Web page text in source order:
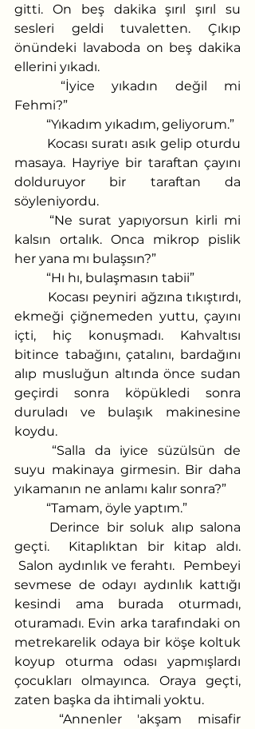
gitti. On beş dakika şırıl şırıl su
sesleri geldi tuvaletten. Çıkıp
önündeki lavaboda on beş dakika
ellerini yıkadı.
Fehmi?”
	“Yıkadım yıkadım, geliyorum.”
masaya. Hayriye bir taraftan çayını
dolduruyor bir taraftan da
söyleniyordu.
kalsın ortalık. Onca mikrop pislik
her yana mı bulaşsın?”
	“Hı hı, bulaşmasın tabii”
ekmeği çiğnemeden yuttu, çayını
içti, hiç konuşmadı. Kahvaltısı
bitince tabağını, çatalını, bardağını
alıp musluğun altında önce sudan
geçirdi sonra köpükledi sonra
duruladı ve bulaşık makinesine
koydu.
suyu makinaya girmesin. Bir daha
yıkamanın ne anlamı kalır sonra?”
	“Tamam, öyle yaptım.”
geçti.  Kitaplıktan bir kitap aldı.
Salon aydınlık ve ferahtı.  Pembeyi
sevmese de odayı aydınlık kattığı
kesindi ama burada oturmadı,
oturamadı. Evin arka tarafındaki on
metrekarelik odaya bir köşe koltuk
koyup oturma odası yapmışlardı
çocukları olmayınca. Oraya geçti,
zaten başka da ihtimali yoktu.